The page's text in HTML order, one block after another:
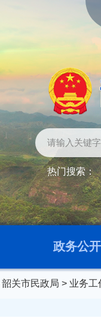
热门搜索：
政务公开
韶关市民政局 > 业务工